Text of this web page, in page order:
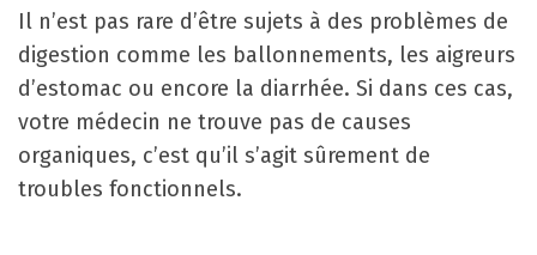
Il n’est pas rare d’être sujets à des problèmes de
digestion comme les ballonnements, les aigreurs
d’estomac ou encore la diarrhée. Si dans ces cas,
votre médecin ne trouve pas de causes
organiques, c’est qu’il s’agit sûrement de
troubles fonctionnels.